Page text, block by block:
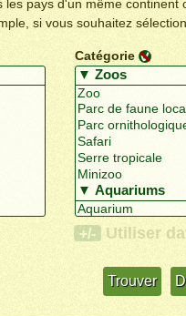
pays d'un même
si vous souhaitez
Catégorie
+/- Utiliser